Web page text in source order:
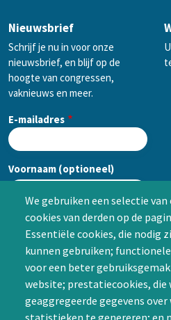
We gebruiken een selectie
cookies van derden op de
Essentiële cookies, die nodig
kunnen gebruiken;
voor een beter
website; prestatiecookies, die
geaggregeerde gegevens
Nieuwsbrief
Schrijf je nu in voor onze
nieuwsbrief, en blijf op de
hoogte van congressen,
vaknieuws en meer.
E-mailadres
Voornaam (optioneel)
Achternaam (optioneel)
CAPTCHA